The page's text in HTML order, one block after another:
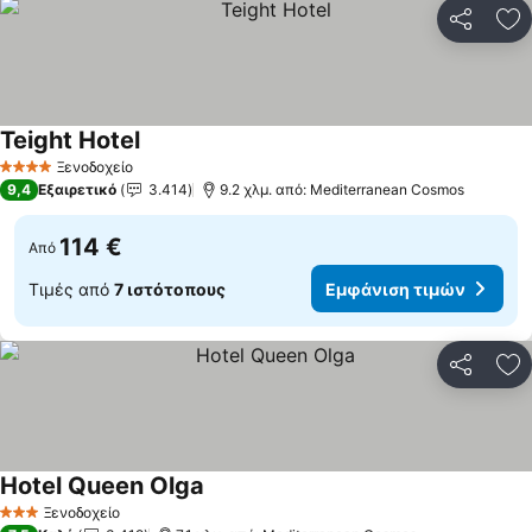
4 ΑστέριαΞενοδοχείο
Teight Hotel
9,4 Εξαιρετικό 3.414 9.2 χλμ. από: Mediterranean Cosmos
Από 114 €
Τιμές από 7 ιστότοπους Εμφάνιση τιμών
3 ΑστέριαΞενοδοχείο
Hotel Queen Olga